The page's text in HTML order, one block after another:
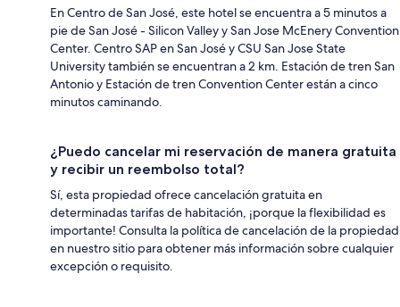
En Centro de San José, este hotel se encuentra a 5 minutos a
pie de San José - Silicon Valley y San Jose McEnery Convention
Center. Centro SAP en San José y CSU San Jose State
University también se encuentran a 2 km. Estación de tren San
Antonio y Estación de tren Convention Center están a cinco
minutos caminando.
¿Puedo cancelar mi reservación de manera gratuita
y recibir un reembolso total?
Sí, esta propiedad ofrece cancelación gratuita en
determinadas tarifas de habitación, ¡porque la flexibilidad es
importante! Consulta la política de cancelación de la propiedad
en nuestro sitio para obtener más información sobre cualquier
excepción o requisito.